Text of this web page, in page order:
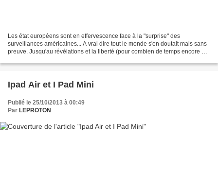
Les état européens sont en effervescence face à la "surprise" des
surveillances américaines... A vrai dire tout le monde s'en doutait mais sans
preuve. Jusqu'au révélations et la liberté (pour combien de temps encore ?)
Ipad Air et I Pad Mini
Publié le 25/10/2013 à 00:49
Par LEPROTON